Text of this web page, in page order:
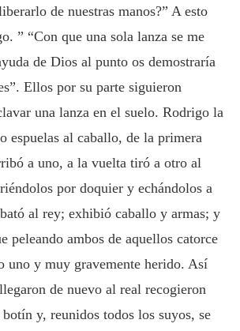
de nuestras manos?” A esto
” “Con que una sola lanza se me
de Dios al punto os demostraría
Ellos por su parte siguieron
una lanza en el suelo. Rodrigo la
espuelas al caballo, de la primera
a uno, a la vuelta tiró a otro al
por doquier y echándolos a
al rey; exhibió caballo y armas; y
peleando ambos de aquellos catorce
uno y muy gravemente herido. Así
de nuevo al real recogieron
y, reunidos todos los suyos, se